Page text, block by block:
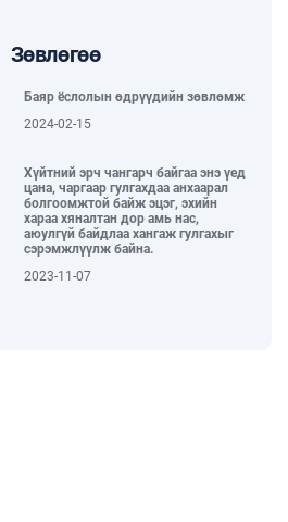
зохион байгуулагдлаа...
АЖИЛЛАХААР БОЛЛОО...
2026-05-29
ХҮҮХЭД БАГАЧУУДАА БАЯРЛУУЛЖ,
ОДОНТОЙ ЭЭЖҮҮДДЭЭ ХҮНДЭТГЭЛ
ҮЗҮҮЛСЭН “ЭХ ҮРСИЙН БАЯРЫН
Зөвлөгөө
Баяр ёслолын өдрүүдийн зөвлөмж
2024-02-15
Хүйтний эрч чангарч байгаа энэ үед
цана, чаргаар гулгахдаа анхаарал
болгоомжтой байж эцэг, эхийн
хараа хяналтан дор амь нас,
аюулгүй байдлаа хангаж гулгахыг
сэрэмжлүүлж байна.
2023-11-07